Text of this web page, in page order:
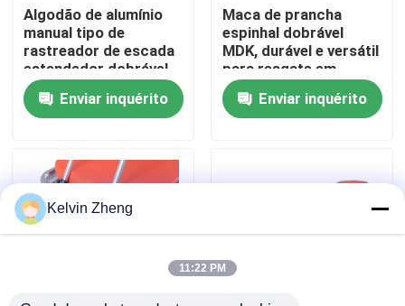
Visita à fábrica
Controle de qualidade
Notícias
Casos
Algodão de alumínio
manual tipo de
rastreador de escada
estendedor dobrável
leve para
transferência de
pacientes
Enviar inquérito
Maca de prancha
espinhal dobrável
MDK, durável e versátil
para resgate em
ambientes hostis
Enviar inquérito
Kelvin Zheng
11:22 PM